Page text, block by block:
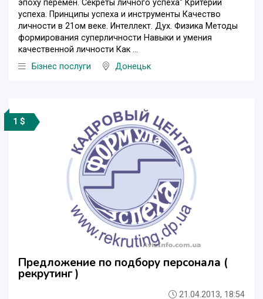
эпоху перемен. Секреты личного успеха" Критерии
успеха. Принципы успеха и инструменты Качество
личности в 21ом веке. Интеллект. Дух. Физика Методы
формирования суперличности Навыки и умения
качественной личности Как ...
Бізнес послуги
Донецьк
1 $
Предложение по подбору персонала (
рекрутинг )
21.04.2013, 18:54